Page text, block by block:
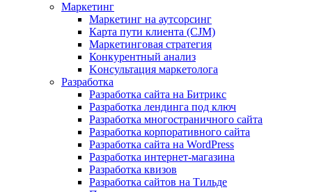
Маркетинг
Маркетинг на аутсорсинг
Карта пути клиента (CJM)
Маркетинговая стратегия
Конкурентный анализ
Kонсультация маркетолога
Разработка
Разработка сайта на Битрикс
Разработка лендинга под ключ
Разработка многостраничного сайта
Разработка корпоративного сайта
Разработка сайта на WordPress
Разработка интернет-магазина
Разработка квизов
Разработка сайтов на Тильде